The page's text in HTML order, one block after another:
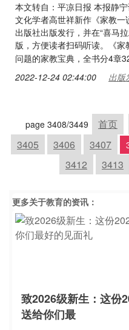
本文转自：平凉日报 本报静
文化学者高世祥新作《家教
出版社出版发行，并在“喜马
版，方便读者扫码听读。《
问题的家教宝典，全书分4章
2022-12-24 02:44:00 出版
page 3408/3449 首页
3405
3406 3407
3412
3413
更多关于教育的资讯：
致2026级新生：这份
送给你们最